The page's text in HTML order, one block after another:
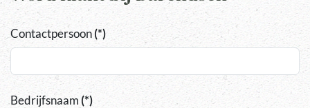
Contactpersoon(*)
Bedrijfsnaam (*)